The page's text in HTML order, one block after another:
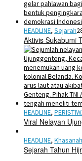
HEADLINE, Sejarah
Aktivis Sukabumi
HEADLINE,
Viral Nelayan
HEADLINE, Khasanah
Sejarah Tahun